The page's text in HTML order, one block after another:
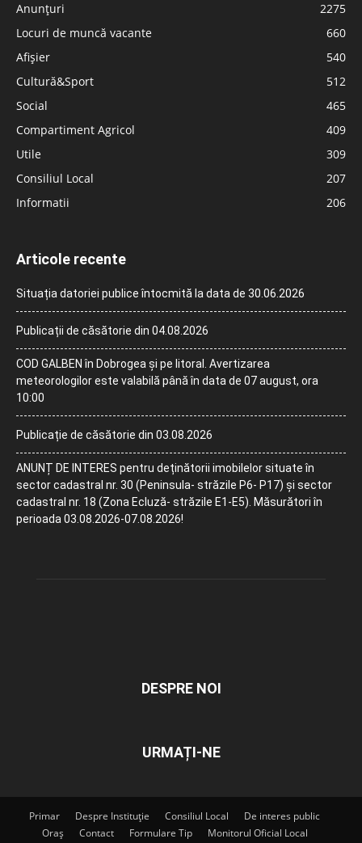
Anunțuri
2275
Locuri de muncă vacante
660
Afișier
540
Cultură&Sport
512
Social
465
Compartiment Agricol
409
Utile
309
Consiliul Local
207
Informatii
206
Articole recente
Situația datoriei publice întocmită la data de 30.06.2026
Publicații de căsătorie din 04.08.2026
COD GALBEN în Dobrogea și pe litoral. Avertizarea
meteorologilor este valabilă până în data de 07 august, ora
10:00
Publicație de căsătorie din 03.08.2026
ANUNȚ DE INTERES pentru deținătorii imobilelor situate în
sector cadastral nr. 30 (Peninsula- străzile P6- P17) și sector
cadastral nr. 18 (Zona Ecluză- străzile E1-E5). Măsurători în
perioada 03.08.2026-07.08.2026!
DESPRE NOI
URMAȚI-NE
Primar Despre Instituție Consiliul Local
De interes public
Oraș
Contact Formulare Tip Monitorul Oficial Local